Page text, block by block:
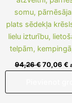
somu,
plats sēdekļa
lielu izturību,
telpām,
94,26€70,06 €